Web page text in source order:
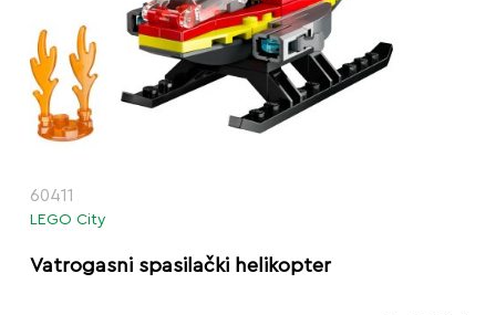
60411
LEGO City
Vatrogasni spasilački helikopter